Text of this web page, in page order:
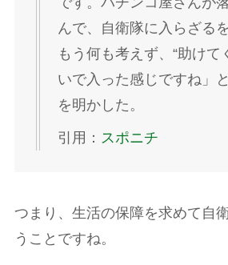
んで、自衛隊に入らざる
もう何も考えず、“助けて
いで入った感じですね」
を明かした。
引用： スポニチ
つまり、生活の保障を求めて自
うことですね。